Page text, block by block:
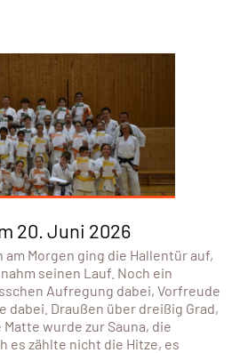
20. Juni 2026
Morgen ging die Hallentür auf,
seinen Lauf. Noch ein
Aufregung dabei, Vorfreude
dabei. Draußen über dreißig Grad,
wurde zur Sauna, die
es zählte nicht die Hitze, es